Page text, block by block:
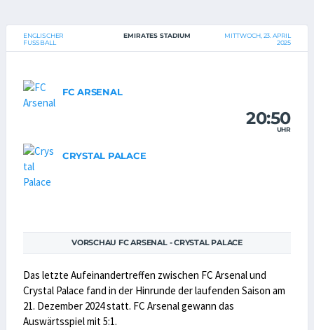
ENGLISCHER
FUSSBALL
EMIRATES STADIUM
MITTWOCH, 23. APRIL
2025
FC ARSENAL
20:50
UHR
CRYSTAL PALACE
VORSCHAU FC ARSENAL - CRYSTAL PALACE
Das letzte Aufeinandertreffen zwischen FC Arsenal und
Crystal Palace fand in der Hinrunde der laufenden Saison am
21. Dezember 2024 statt. FC Arsenal gewann das
Auswärtsspiel mit 5:1.